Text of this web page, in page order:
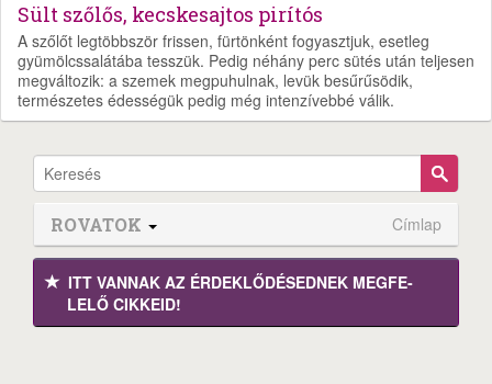
Sült szőlős, kecskesajtos pirítós
A szőlőt legtöbbször frissen, fürtönként fogyasztjuk, esetleg
gyümölcssalátába tesszük. Pedig néhány perc sütés után teljesen
megváltozik: a szemek megpuhulnak, levük besűrűsödik,
természetes édességük pedig még intenzívebbé válik.
ROVATOK Címlap
ITT VANNAK AZ ÉRDEK­LŐDÉ­SEDNEK MEGFE­
LELŐ CIKKEID!